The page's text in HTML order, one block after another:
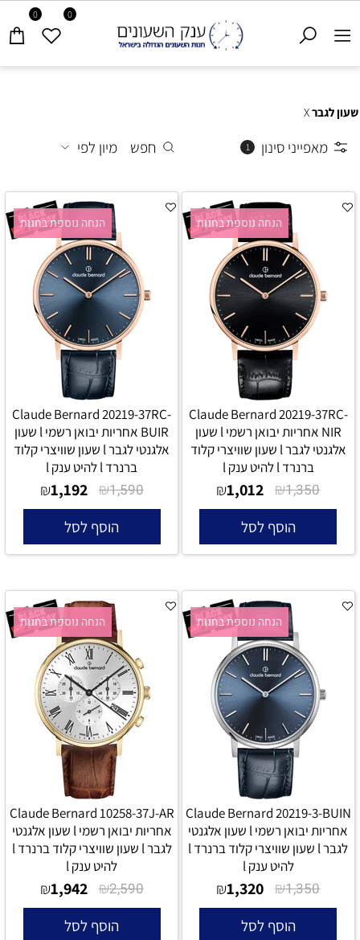
0 0
שעון לגברX
מאפייני סינון 1 חפש מיון לפי
הנחה נוספת בחנות
Claude Bernard 20219-37RC-
NIR אחריות יבואן רשמי l שעון
אלגנטי לגבר l שעון שוויצרי קלוד
ברנרד l להיט ענק l
₪1,350
₪1,012
הוסף לסל
הנחה נוספת בחנות
Claude Bernard 20219-37RC-
BUIR אחריות יבואן רשמי l שעון
אלגנטי לגבר l שעון שוויצרי קלוד
ברנרד l להיט ענק l
₪1,590
₪1,192
הוסף לסל
הנחה נוספת בחנות
Claude Bernard 20219-3-BUIN
אחריות יבואן רשמי l שעון אלגנטי
לגבר l שעון שוויצרי קלוד ברנרד l
להיט ענק l
₪1,350
₪1,320
הוסף לסל
הנחה נוספת בחנות
Claude Bernard 10258-37J-AR
אחריות יבואן רשמי l שעון אלגנטי
לגבר l שעון שוויצרי קלוד ברנרד l
להיט ענק l
₪2,590
₪1,942
הוסף לסל